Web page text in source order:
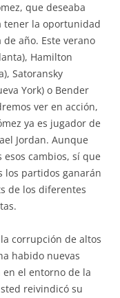
que deseaba
tener la oportunidad
año. Este verano
Hamilton
Satoransky
York) o Bender
ver en acción,
ya es jugador de
Jordan. Aunque
cambios, sí que
los partidos ganarán
de los diferentes
corrupción de altos
habido nuevas
el entorno de la
reivindicó su